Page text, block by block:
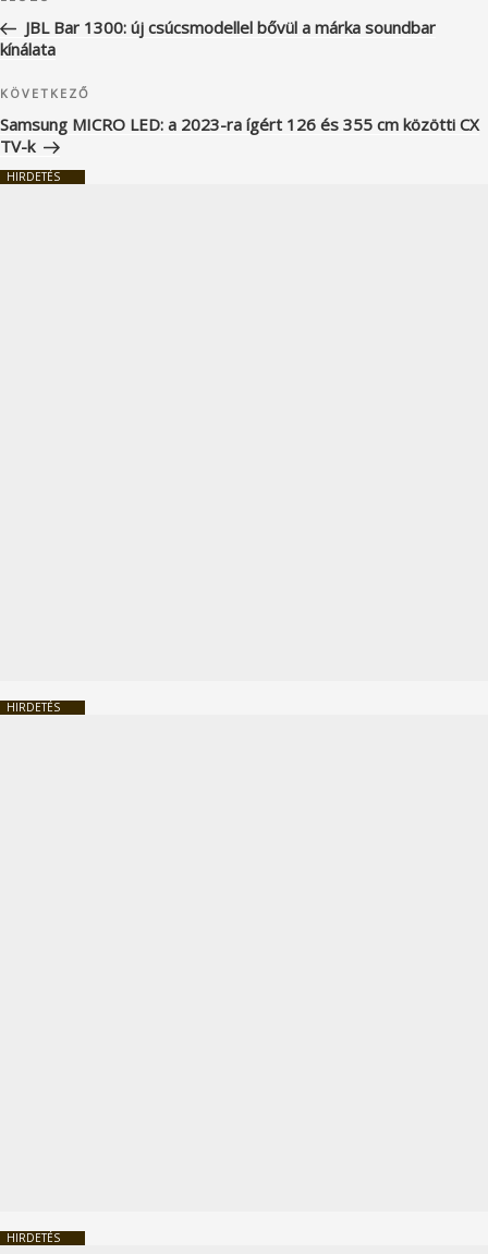
navigáció
bejegyzés
JBL Bar 1300: új csúcsmodellel bővül a márka soundbar
kínálata
Következő
bejegyzés
KÖVETKEZŐ
Samsung MICRO LED: a 2023-ra ígért 126 és 355 cm közötti CX
TV-k
HIRDETÉS
HIRDETÉS
HIRDETÉS